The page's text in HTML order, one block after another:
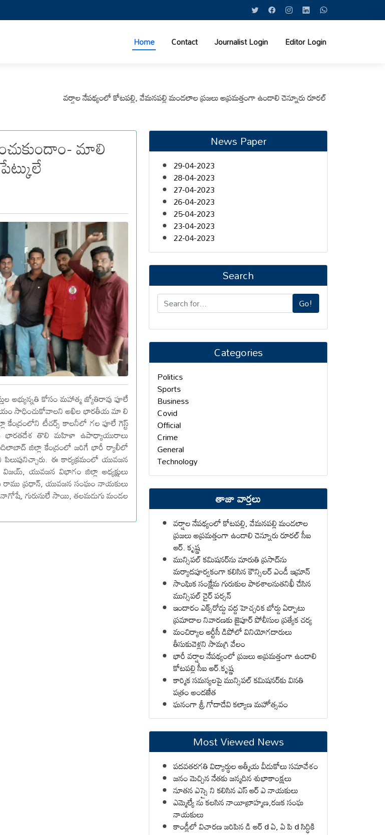
Home Contact Journalist Login Editor Login
వర్షాల నేపథ్యంలో కోటపల్లి, వేమనపల్లి మండలాల ప్రజలు అప్రమత్తంగా ఉండాలి చెన్నూరు రూరల్ సీఐ ఆర్. కృష్ణ
మాలి
అభ్యున్నతి కోసం మహాత్మ జ్యోతిరావు ఫూలే
సాధించుకోవాలని అఖిల భారతీయ మా లి
కేంద్రంలోని టీచర్స్ కాలనీలో గల ఫూలే గెస్ట్
భారతదేశ తొలి మహిళా ఉపాధ్యాయురాలు
జిల్లా కేంద్రంలో జరిగే భారీ ర్యాలీలో
ఈ కార్యక్రమంలో యువజన
విజయ్, యువజన విభాగం జిల్లా అధ్యక్షులు
రాము ప్రధాన్, యువజన సంఘం నాయకులు
గురునులే సాయి, తలమడుగు మండల
News Paper
29-04-2023
28-04-2023
27-04-2023
26-04-2023
25-04-2023
23-04-2023
22-04-2023
Search
Go!
Categories
Politics
Sports
Business
Covid
Official
Crime
General
Technology
తాజా వార్తలు
వర్షాల నేపథ్యంలో కోటపల్లి, వేమనపల్లి మండలాల
ప్రజలు అప్రమత్తంగా ఉండాలి చెన్నూరు రూరల్ సీఐ
ఆర్. కృష్ణ
మున్సిపల్ కమిషనర్‌ను మారుతి ప్రసాద్‌ను
మర్యాదపూర్వకంగా కలిసిన కౌన్సిలర్ ఎండీ ఇమ్రాన్ ​
సాంఘిక సంక్షేమ గురుకుల పాఠశాలనుతనిఖీ చేసిన
మున్సిపల్ చైర్ పర్సన్
ఇందారం ఎక్స్‌రోడ్డు వద్ద హెచ్చరిక బోర్డు ఏర్పాటు
ప్రమాదాల నివారణకు జైపూర్ పోలీసుల ప్రత్యేక చర్య
మంచిర్యాల ఆర్టీసీ డిపోలో వినియోగదారులు
తీసుకువెళ్లని సామగ్రి వేలం
భారీ వర్షాల నేపథ్యంలో ప్రజలు అప్రమత్తంగా ఉండాలి
కోటపల్లి సీఐ ఆర్.కృష్ణ
కార్మిక సమస్యలపై మున్సిపల్ కమిషనర్‌కు వినతి
పత్రం అందజేత
ఘనంగా శ్రీ గోదాదేవి కల్యాణ మహోత్సవం
Most Viewed News
పదవతరగతి విద్యార్థుల ఆత్మీయ వీడుకోలు సమావేశం
జనం మెచ్చిన నేతకు జన్మదిన శుభాకాంక్షలు
నూతన ఎస్సై ని కలిసిన ఎస్ ఆర్ ఎ నాయకులు
ఎమ్మెల్యే ను కలసిన నాయీబ్రాహ్మణ,రజక సంఘ
నాయకులు
కాండ్లీలో విచారణ జరిపిన డి ఆర్ d ఏ, ఏ పి d సిద్ధికి